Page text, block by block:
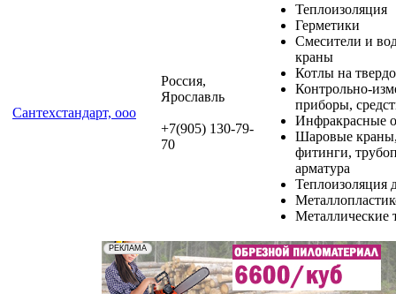
Сантехстандарт, ooo
Россия,
Ярославль
+7(905) 130-79-
70
Теплоизоляция
Герметики
Смесители и
краны
Котлы на
Контрольно-
приборы,
Инфракрасные
Шаровые
фитинги,
арматура
Теплоизоляция
Металлические